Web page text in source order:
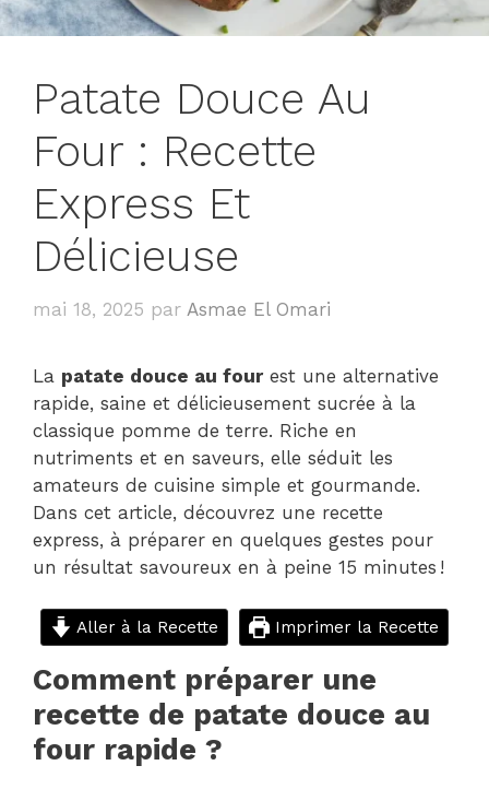
Patate Douce Au
Four : Recette
Express Et
Délicieuse
mai 18, 2025 par Asmae El Omari
La patate douce au fourest une alternative
rapide, saine et délicieusement sucrée à la
classique pomme de terre. Riche en
nutriments et en saveurs, elle séduit les
amateurs de cuisine simple et gourmande.
Dans cet article, découvrez une recette
express, à préparer en quelques gestes pour
un résultat savoureux en à peine 15 minutes !
Aller à la Recette Imprimer la Recette
Comment préparer une
recette de patate douce au
four rapide ?